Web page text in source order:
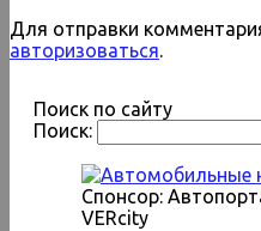
Для отправки
авторизоваться.
Поиск по сайту
Поиск:
Спонсор:
VERcity